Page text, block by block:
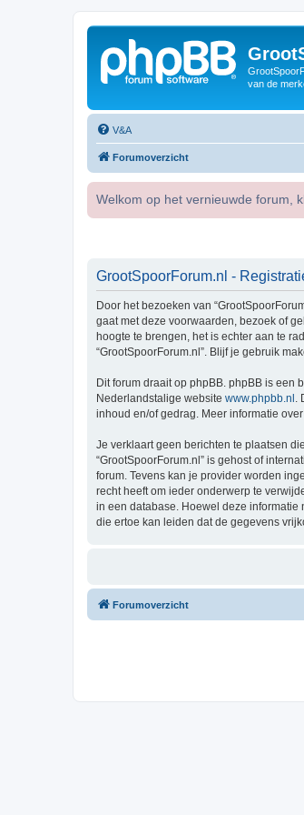
van de
V&A
Forumoverzicht
Welkom op het vernieuwde forum,
GrootSpoorForum.nl -
Door het bezoeken van
gaat met deze voorwaarden, bezoek of
hoogte te brengen, het is echter aan te
“GrootSpoorForum.nl”. Blijf je gebruik
Dit forum draait op phpBB. phpBB is een
Nederlandstalige website www.phpbb.nl .
inhoud en/of gedrag. Meer informatie
Je verklaart geen berichten te plaatsen
“GrootSpoorForum.nl” is gehost of
forum. Tevens kan je provider worden
recht heeft om ieder onderwerp te
in een database. Hoewel deze informatie
die ertoe kan leiden dat de gegevens
Forumoverzicht